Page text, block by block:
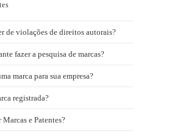
de violações de direitos autorais?
fazer a pesquisa de marcas?
marca para sua empresa?
registrada?
e Patentes?